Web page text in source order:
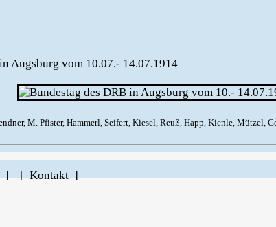
Augsburg vom 10.07.- 14.07.1914
M. Pfister, Hammerl, Seifert, Kiesel, Reuß, Happ, Kienle, Mützel,
] [ Kontakt ]